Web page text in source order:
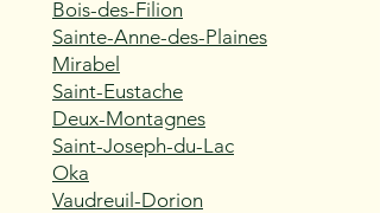
Bois-des-Filion
Sainte-Anne-des-Plaines
Mirabel
Saint-Eustache
Deux-Montagnes
Saint-Joseph-du-Lac
Oka
Vaudreuil-Dorion